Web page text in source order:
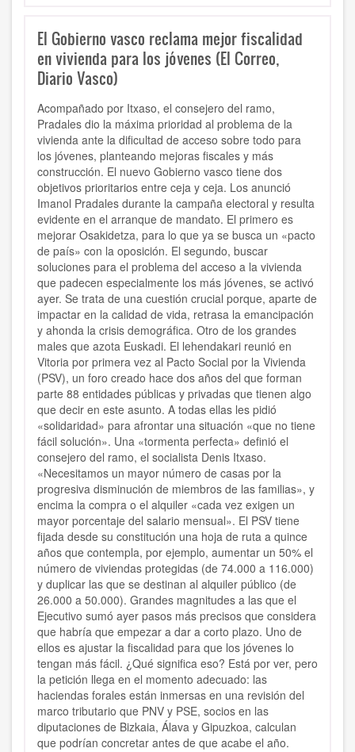
El Gobierno vasco reclama mejor fiscalidad
en vivienda para los jóvenes (El Correo,
Diario Vasco)
Acompañado por Itxaso, el consejero del ramo,
Pradales dio la máxima prioridad al problema de la
vivienda ante la dificultad de acceso sobre todo para
los jóvenes, planteando mejoras fiscales y más
construcción. El nuevo Gobierno vasco tiene dos
objetivos prioritarios entre ceja y ceja. Los anunció
Imanol Pradales durante la campaña electoral y resulta
evidente en el arranque de mandato. El primero es
mejorar Osakidetza, para lo que ya se busca un «pacto
de país» con la oposición. El segundo, buscar
soluciones para el problema del acceso a la vivienda
que padecen especialmente los más jóvenes, se activó
ayer. Se trata de una cuestión crucial porque, aparte de
impactar en la calidad de vida, retrasa la emancipación
y ahonda la crisis demográfica. Otro de los grandes
males que azota Euskadi. El lehendakari reunió en
Vitoria por primera vez al Pacto Social por la Vivienda
(PSV), un foro creado hace dos años del que forman
parte 88 entidades públicas y privadas que tienen algo
que decir en este asunto. A todas ellas les pidió
«solidaridad» para afrontar una situación «que no tiene
fácil solución». Una «tormenta perfecta» definió el
consejero del ramo, el socialista Denis Itxaso.
«Necesitamos un mayor número de casas por la
progresiva disminución de miembros de las familias», y
encima la compra o el alquiler «cada vez exigen un
mayor porcentaje del salario mensual». El PSV tiene
fijada desde su constitución una hoja de ruta a quince
años que contempla, por ejemplo, aumentar un 50% el
número de viviendas protegidas (de 74.000 a 116.000)
y duplicar las que se destinan al alquiler público (de
26.000 a 50.000). Grandes magnitudes a las que el
Ejecutivo sumó ayer pasos más precisos que considera
que habría que empezar a dar a corto plazo. Uno de
ellos es ajustar la fiscalidad para que los jóvenes lo
tengan más fácil. ¿Qué significa eso? Está por ver, pero
la petición llega en el momento adecuado: las
haciendas forales están inmersas en una revisión del
marco tributario que PNV y PSE, socios en las
diputaciones de Bizkaia, Álava y Gipuzkoa, calculan
que podrían concretar antes de que acabe el año.